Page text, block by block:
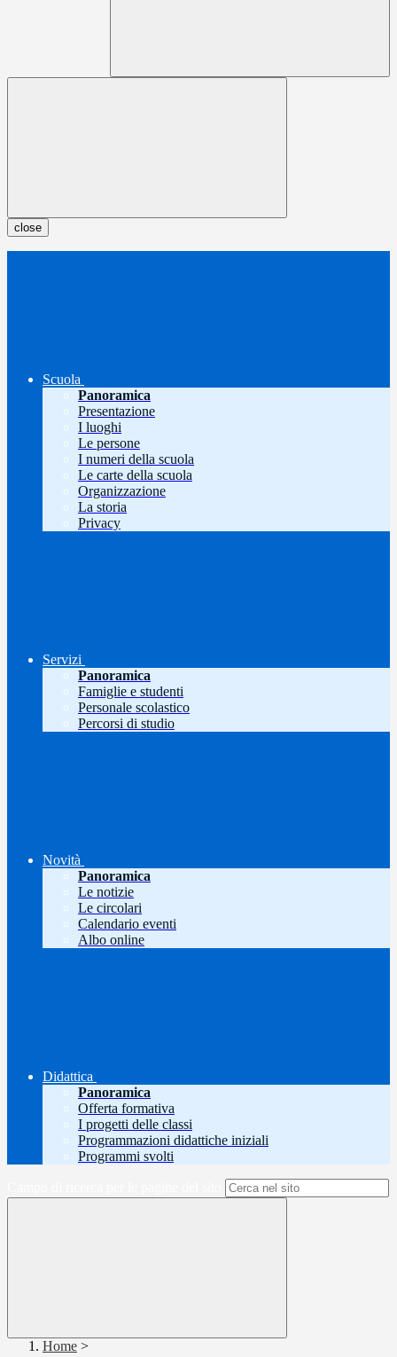
close
Scuola
Panoramica
Presentazione
I luoghi
Le persone
I numeri della scuola
Le carte della scuola
Organizzazione
La storia
Privacy
Servizi
Panoramica
Famiglie e studenti
Personale scolastico
Percorsi di studio
Novità
Panoramica
Le notizie
Le circolari
Calendario eventi
Albo online
Didattica
Panoramica
Offerta formativa
I progetti delle classi
Programmazioni didattiche iniziali
Programmi svolti
Home >